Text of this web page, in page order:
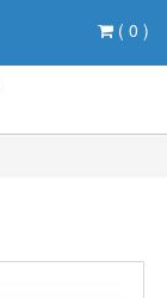
( 0 )